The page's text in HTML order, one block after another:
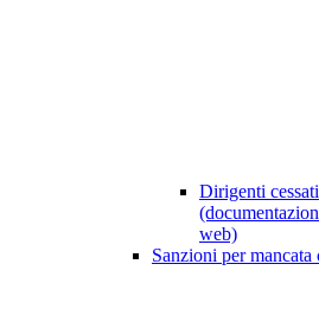
Dirigenti
web)
Sanzioni per